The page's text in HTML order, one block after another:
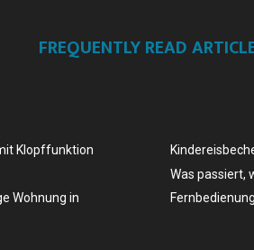
FREQUENTLY READ
Klopffunktion
Wohnung in
Was passiert,